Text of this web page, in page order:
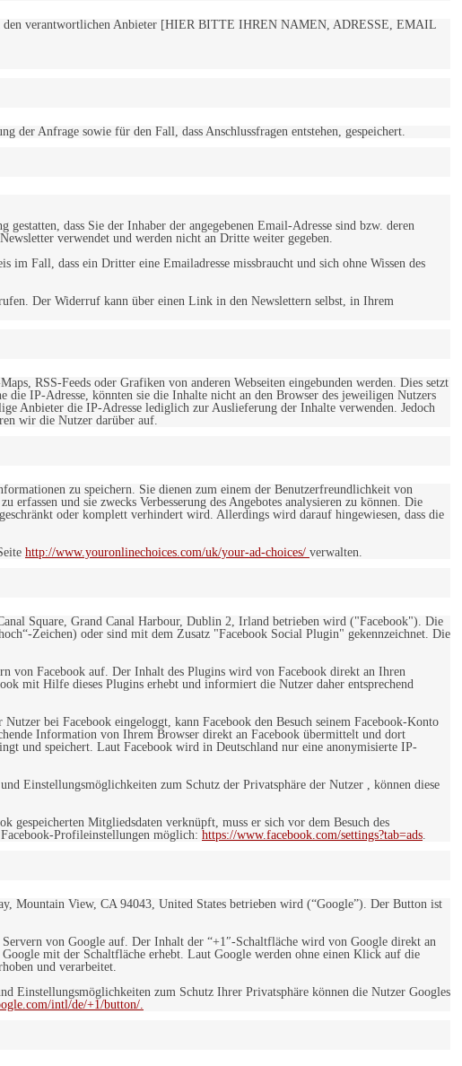
den verantwortlichen Anbieter [HIER BITTE IHREN NAMEN, ADRESSE, EMAIL
Anfrage sowie für den Fall, dass Anschlussfragen entstehen, gespeichert.
dass Sie der Inhaber der angegebenen Email-Adresse sind bzw. deren
verwendet und werden nicht an Dritte weiter gegeben.
Fall, dass ein Dritter eine Emailadresse missbraucht und sich ohne Wissen des
Der Widerruf kann über einen Link in den Newslettern selbst, in Ihrem
RSS-Feeds oder Grafiken von anderen Webseiten eingebunden werden. Dies setzt
IP-Adresse, könnten sie die Inhalte nicht an den Browser des jeweiligen Nutzers
Anbieter die IP-Adresse lediglich zur Auslieferung der Inhalte verwenden. Jedoch
wir die Nutzer darüber auf.
zu speichern. Sie dienen zum einem der Benutzerfreundlichkeit von
und sie zwecks Verbesserung des Angebotes analysieren zu können. Die
oder komplett verhindert wird. Allerdings wird darauf hingewiesen, dass die
http://www.youronlinechoices.com/uk/your-ad-choices/ verwalten.
Square, Grand Canal Harbour, Dublin 2, Irland betrieben wird ("Facebook"). Die
Zeichen) oder sind mit dem Zusatz "Facebook Social Plugin" gekennzeichnet. Die
von Facebook auf. Der Inhalt des Plugins wird von Facebook direkt an Ihren
mit Hilfe dieses Plugins erhebt und informiert die Nutzer daher entsprechend
bei Facebook eingeloggt, kann Facebook den Besuch seinem Facebook-Konto
Information von Ihrem Browser direkt an Facebook übermittelt und dort
und speichert. Laut Facebook wird in Deutschland nur eine anonymisierte IP-
Einstellungsmöglichkeiten zum Schutz der Privatsphäre der Nutzer , können diese
gespeicherten Mitgliedsdaten verknüpft, muss er sich vor dem Besuch des
Profileinstellungen möglich: https://www.facebook.com/settings?tab=ads.
Mountain View, CA 94043, United States betrieben wird (“Google”). Der Button ist
von Google auf. Der Inhalt der “+1″-Schaltfläche wird von Google direkt an
mit der Schaltfläche erhebt. Laut Google werden ohne einen Klick auf die
und verarbeitet.
Einstellungsmöglichkeiten zum Schutz Ihrer Privatsphäre können die Nutzer Googles
intl/de/+1/button/.